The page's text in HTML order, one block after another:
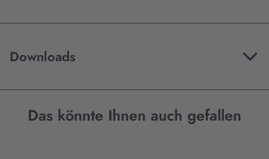
Downloads
Das könnte Ihnen auch gefallen